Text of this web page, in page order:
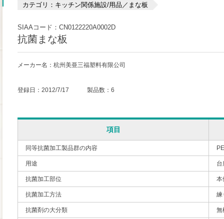
カテゴリ：キッチン関係施設/用品／まな板
SIAAコード：CN0122220A0002D
抗菌まな板
メーカー名：杭州美亜三福塑料有限公司
登録日：2012/7/17 製品数：6
項目
同等抗菌加工製品群の内容
用途 台
抗菌加工部位 本
抗菌加工方法 練
抗菌剤の大分類 無